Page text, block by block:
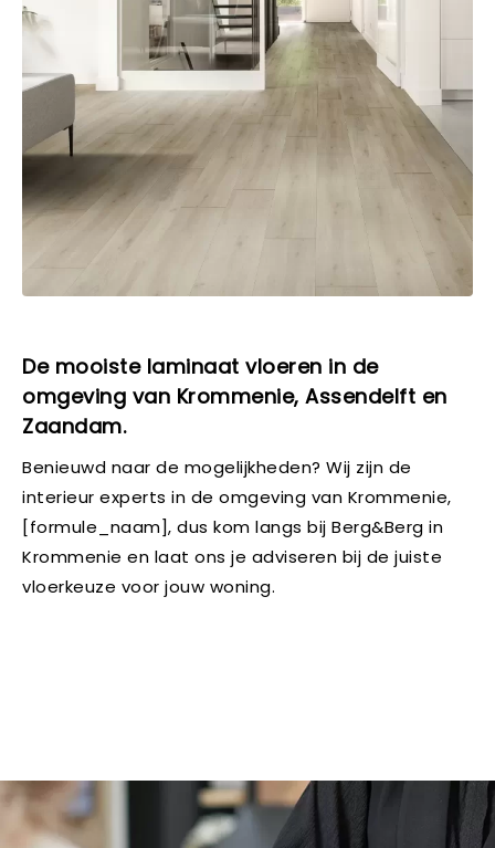
De mooiste laminaat vloeren in de
omgeving van Krommenie, Assendelft en
Zaandam.
Benieuwd naar de mogelijkheden? Wij zijn de
interieur experts in de omgeving van Krommenie,
[formule_naam], dus kom langs bij Berg&Berg in
Krommenie en laat ons je adviseren bij de juiste
vloerkeuze voor jouw woning.